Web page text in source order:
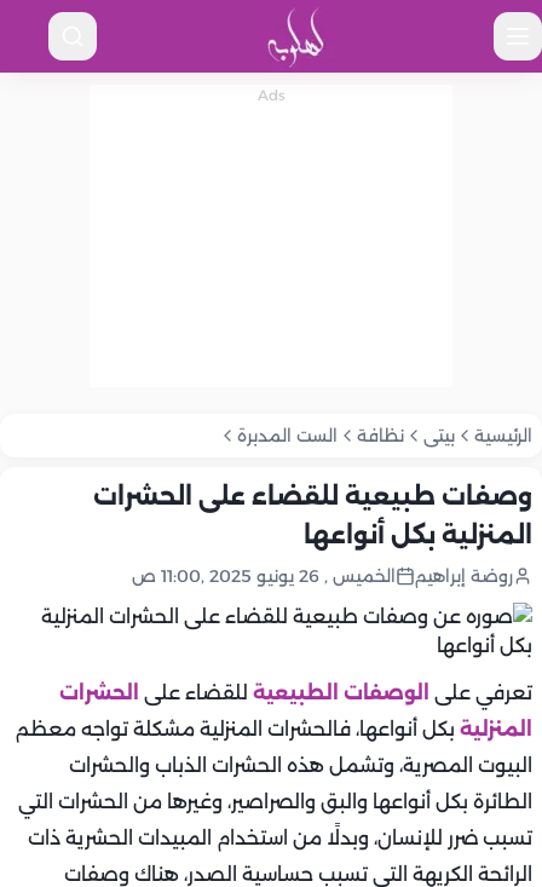
الرئيسية بيتى نظافة الست المدبرة
وصفات طبيعية للقضاء على الحشرات
المنزلية بكل أنواعها
روضة إبراهيم الخميس , 26 يونيو 2025 ,11:00 ص
تعرفي على الوصفات الطبيعية للقضاء على
الحشرات
المنزلية بكل أنواعها، فالحشرات المنزلية مشكلة تواجه معظم
البيوت المصرية، وتشمل هذه الحشرات الذباب والحشرات
الطائرة بكل أنواعها والبق والصراصير، وغيرها من الحشرات التي
تسبب ضرر للإنسان، وبدلًا من استخدام المبيدات الحشرية ذات
الرائحة الكريهة التي تسبب حساسية الصدر، هناك وصفات